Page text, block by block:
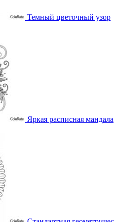
Темный цветочный узор
Яркая расписная мандала